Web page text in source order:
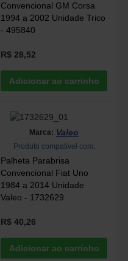
Convencional GM Corsa
1994 a 2002 Unidade Trico
- 495840
R$ 28,52
Marca: Valeo
Produto compatível com:
Palheta Parabrisa
Convencional Fiat Uno
1984 a 2014 Unidade
Valeo - 1732629
R$ 40,26